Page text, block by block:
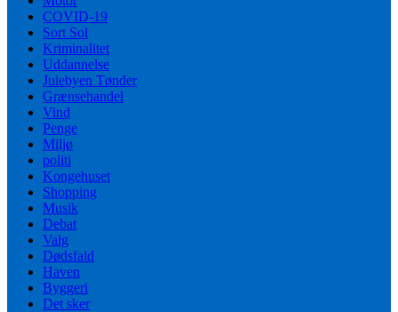
COVID-19
Sort Sol
Kriminalitet
Uddannelse
Julebyen Tønder
Grænsehandel
Vind
Penge
Miljø
politi
Kongehuset
Shopping
Musik
Debat
Valg
Dødsfald
Haven
Byggeri
Det sker